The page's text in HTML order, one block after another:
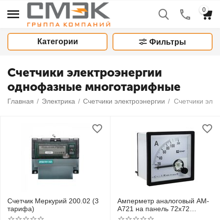
0
Категории Фильтры
Счетчики электроэнергии
однофазные многотарифные
Главная / Электрика / Счетчики электроэнергии /
Счетчик Меркурий 200.02 (3
тарифа)
Амперметр аналоговый AM-
A721 на панель 72х72
квадрат. вырез 1000А